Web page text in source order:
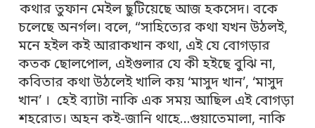
কথার তুফান মেইল ছুটিয়েছে আজ হকসেদ। বকে
চলেছে অনর্গল। বলে, “সাহিত্যের কথা যখন উঠলই,
মনে হইল কই আরাকখান কথা, এই যে বোগড়ার
কতক ছোলপোল, এইগুলার যে কী হইছে বুঝি না,
কবিতার কথা উঠলেই খালি কয় ‘মাসুদ খান’, ‘মাসুদ
খান’ । হেই ব্যাটা নাকি এক সময় আছিল এই বোগড়া
শহরোত। অহন কই-জানি থাহে…গুয়াতেমালা, নাকি